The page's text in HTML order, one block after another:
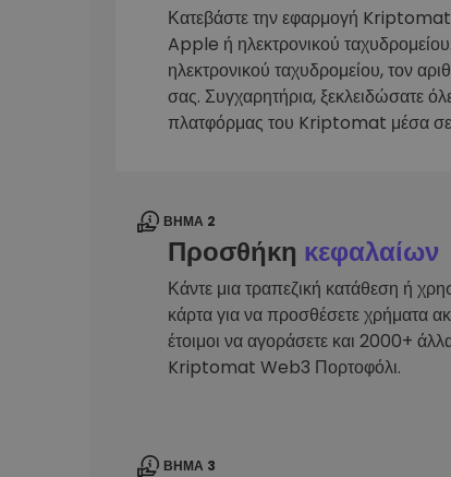
Εξερεύνηση
Βρες τη δική σου
Κατεβάστε την εφαρμογή
Apple ή ηλεκτρονικού
ηλεκτρονικού ταχυδρομείου, τον
σας. Συγχαρητήρια, ξεκλειδώσατε
πλατφόρμας του Kriptomat μέσα σε
ΒΉΜΑ 2
Προσθήκη κεφαλαίων
Κάντε μια τραπεζική κατάθεση ή
κάρτα για να προσθέσετε χρήματα
έτοιμοι να αγοράσετε και 2000+
Kriptomat Web3 Πορτοφόλι.
ΒΉΜΑ 3